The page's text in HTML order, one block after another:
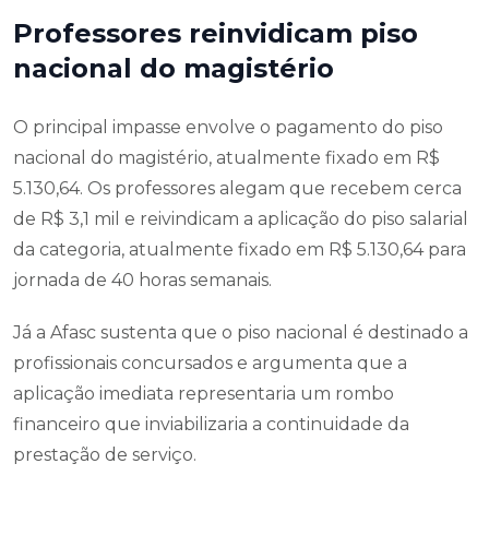
Professores reinvidicam piso
nacional do magistério
O principal impasse envolve o pagamento do piso
nacional do magistério, atualmente fixado em R$
5.130,64. Os professores alegam que recebem cerca
de R$ 3,1 mil e reivindicam a aplicação do piso salarial
da categoria, atualmente fixado em R$ 5.130,64 para
jornada de 40 horas semanais.
Já a Afasc sustenta que o piso nacional é destinado a
profissionais concursados e argumenta que a
aplicação imediata representaria um rombo
financeiro que inviabilizaria a continuidade da
prestação de serviço.